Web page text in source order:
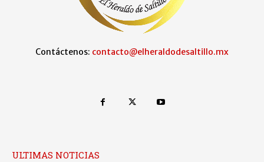
Contáctenos: contacto@elheraldodesaltillo.mx
ULTIMAS NOTICIAS